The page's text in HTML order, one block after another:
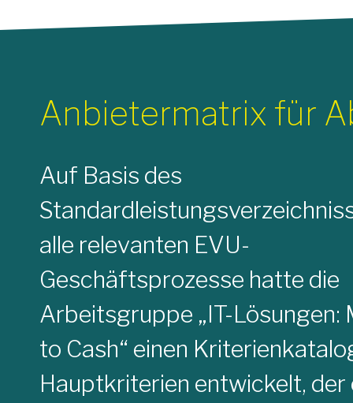
Anbietermatrix für
Auf Basis des
alle relevanten EVU-
Geschäftsprozesse hatte die
Arbeitsgruppe „IT-Lösungen:
to Cash“ einen
Hauptkriterien entwickelt, der